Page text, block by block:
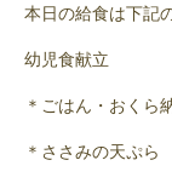
本日の給食は下記
幼児食献立
＊ごはん・おくら
＊ささみの天ぷら